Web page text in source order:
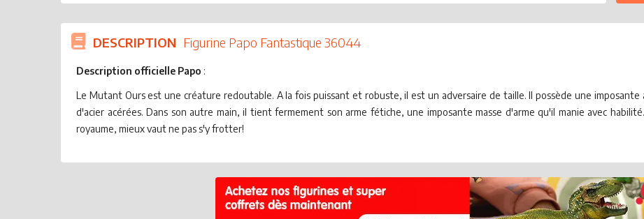
DESCRIPTION Figurine Papo Fantastique 36044
Description officielle Papo :
Le Mutant Ours est une créature redoutable. A la fois puissant et robuste, il est un adversaire de taille. Il possède une
d'acier acérées. Dans son autre main, il tient fermement son arme fétiche, une imposante masse d'arme qu'il manie avec
royaume, mieux vaut ne pas s'y frotter!